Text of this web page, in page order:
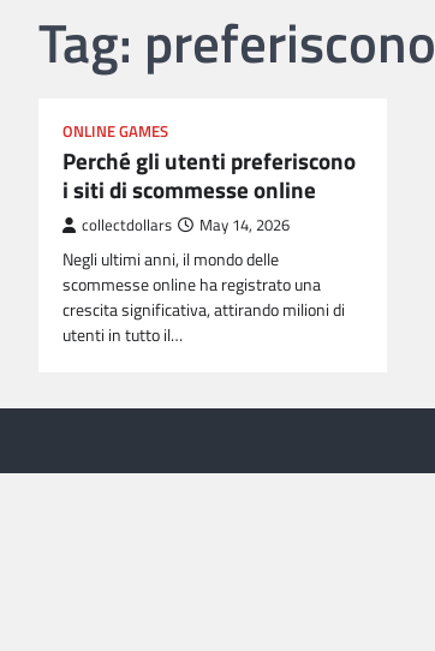
Tag: preferiscono
ONLINE GAMES
Perché gli utenti preferiscono
i siti di scommesse online
collectdollars May 14, 2026
Negli ultimi anni, il mondo delle
scommesse online ha registrato una
crescita significativa, attirando milioni di
utenti in tutto il…